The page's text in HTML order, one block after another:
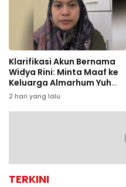
Klarifikasi Akun Bernama
Widya Rini: Minta Maaf ke
Keluarga Almarhum Yuh
Rizal dan Instansi
2 hari yang lalu
TERKINI